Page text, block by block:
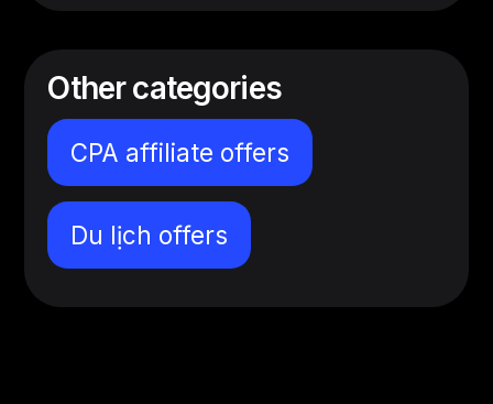
Other categories
CPA affiliate offers
Du lịch offers